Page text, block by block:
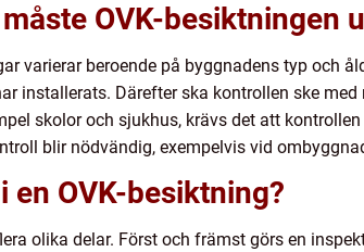
OVK-besiktningen
varierar beroende på byggnadens typ och
installerats. Därefter ska kontrollen ske
skolor och sjukhus, krävs det att
blir nödvändig, exempelvis vid
en OVK-besiktning?
olika delar. Först och främst görs en